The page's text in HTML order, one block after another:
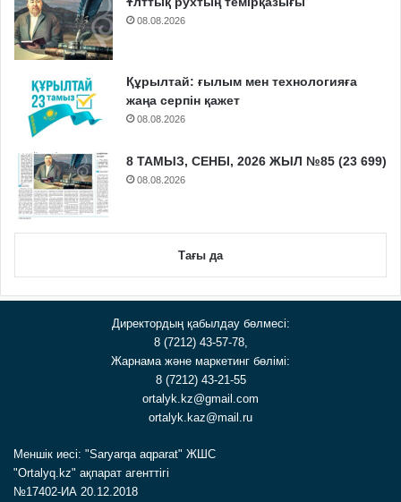
08.08.2026
Құрылтай: ғылым мен технологияға
жаңа серпін қажет
08.08.2026
8 ТАМЫЗ, СЕНБІ, 2026 ЖЫЛ №85 (23 699)
08.08.2026
Тағы да
Директордың қабылдау бөлмесі:
8 (7212) 43-57-78,
Жарнама және маркетинг бөлімі:
8 (7212) 43-21-55
ortalyk.kz@gmail.com
ortalyk.kaz@mail.ru
Меншік иесі: "Saryarqa aqparat" ЖШС
"Ortalyq.kz" ақпарат агенттігі
№17402-ИА 20.12.2018